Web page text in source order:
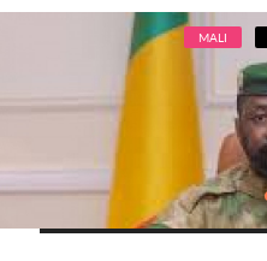
MALI